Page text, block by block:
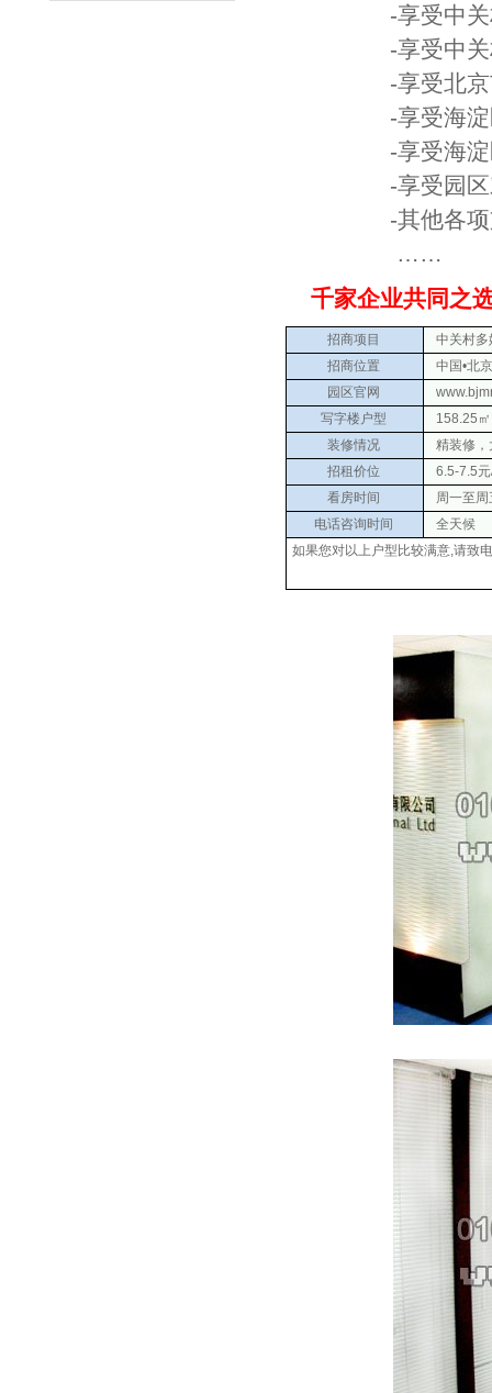
-享受中关村国
-享受中关村国
-享受北京市
-享受海淀区鼓
-享受海淀区文
-享受园区对于
-其他各项支
……
千家企业共同之
招商项目
中关村多
招商位置
中国•北
园区官网
写字楼户型
158.25㎡
装修情况
精装修，
招租价位
6.5-7.5元
看房时间
周一至
电话咨询时间
全天候
如果您对以上户型比较满意,请致